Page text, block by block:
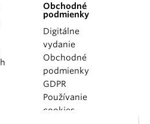
Obchodné
podmienky
Digitálne
vydanie
Obchodné
podmienky
GDPR
Používanie
cookies